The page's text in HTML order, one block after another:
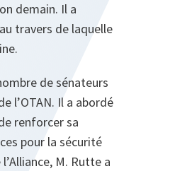
demain. Il a
travers de laquelle
de sénateurs
l’OTAN. Il a abordé
renforcer sa
pour la sécurité
M. Rutte a